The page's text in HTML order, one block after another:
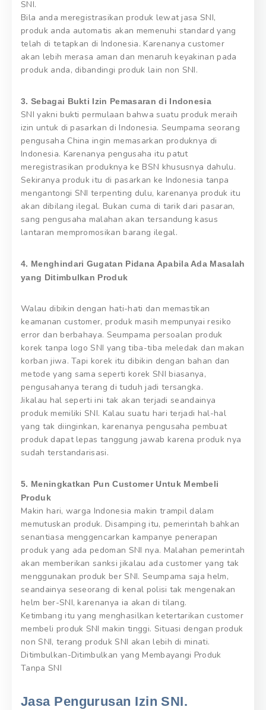
SNI.
Bila anda meregistrasikan produk lewat jasa SNI,
produk anda automatis akan memenuhi standard yang
telah di tetapkan di Indonesia. Karenanya customer
akan lebih merasa aman dan menaruh keyakinan pada
produk anda, dibandingi produk lain non SNI.
3. Sebagai Bukti Izin Pemasaran di Indonesia
SNI yakni bukti permulaan bahwa suatu produk meraih
izin untuk di pasarkan di Indonesia. Seumpama seorang
pengusaha China ingin memasarkan produknya di
Indonesia. Karenanya pengusaha itu patut
meregistrasikan produknya ke BSN khususnya dahulu.
Sekiranya produk itu di pasarkan ke Indonesia tanpa
mengantongi SNI terpenting dulu, karenanya produk itu
akan dibilang ilegal. Bukan cuma di tarik dari pasaran,
sang pengusaha malahan akan tersandung kasus
lantaran mempromosikan barang ilegal.
4. Menghindari Gugatan Pidana Apabila Ada Masalah
yang Ditimbulkan Produk
Walau dibikin dengan hati-hati dan memastikan
keamanan customer, produk masih mempunyai resiko
error dan berbahaya. Seumpama persoalan produk
korek tanpa logo SNI yang tiba-tiba meledak dan makan
korban jiwa. Tapi korek itu dibikin dengan bahan dan
metode yang sama seperti korek SNI biasanya,
pengusahanya terang di tuduh jadi tersangka.
Jikalau hal seperti ini tak akan terjadi seandainya
produk memiliki SNI. Kalau suatu hari terjadi hal-hal
yang tak diinginkan, karenanya pengusaha pembuat
produk dapat lepas tanggung jawab karena produk nya
sudah terstandarisasi.
5. Meningkatkan Pun Customer Untuk Membeli
Produk
Makin hari, warga Indonesia makin trampil dalam
memutuskan produk. Disamping itu, pemerintah bahkan
senantiasa menggencarkan kampanye penerapan
produk yang ada pedoman SNI nya. Malahan pemerintah
akan memberikan sanksi jikalau ada customer yang tak
menggunakan produk ber SNI. Seumpama saja helm,
seandainya seseorang di kenal polisi tak mengenakan
helm ber-SNI, karenanya ia akan di tilang.
Ketimbang itu yang menghasilkan ketertarikan customer
membeli produk SNI makin tinggi. Situasi dengan produk
non SNI, terang produk SNI akan lebih di minati.
Ditimbulkan-Ditimbulkan yang Membayangi Produk
Tanpa SNI
Jasa Pengurusan Izin SNI.